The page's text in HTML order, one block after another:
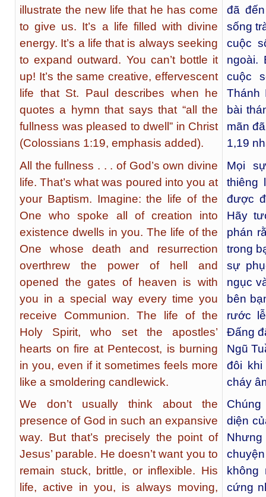
illustrate the new life that he has come
to give us. It’s a life filled with divine
energy. It’s a life that is always seeking
to expand outward. You can’t bottle it
up! It’s the same creative, effervescent
life that St. Paul describes when he
quotes a hymn that says that “all the
fullness was pleased to dwell” in Christ
(Colossians 1:19, emphasis added).
All the fullness . . . of God’s own divine
life. That’s what was poured into you at
your Baptism. Imagine: the life of the
One who spoke all of creation into
existence dwells in you. The life of the
One whose death and resurrection
overthrew the power of hell and
opened the gates of heaven is with
you in a special way every time you
receive Communion. The life of the
Holy Spirit, who set the apostles’
hearts on fire at Pentecost, is burning
in you, even if it sometimes feels more
like a smoldering candlewick.
We don’t usually think about the
presence of God in such an expansive
way. But that’s precisely the point of
Jesus’ parable. He doesn’t want you to
remain stuck, brittle, or inflexible. His
life, active in you, is always moving,
đã
sống
cuộc
ngoài.
cuộc
Thánh
bài
mãn
1,19
Mọi
thiêng
được
Hãy
phán
trong
sự
ngục
bên
rước
Đấng
Ngũ
đôi
cháy
diện
cứng